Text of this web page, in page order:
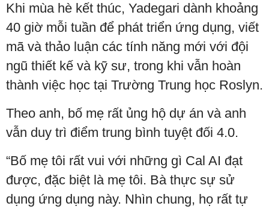
Khi mùa hè kết thúc, Yadegari dành khoảng
40 giờ mỗi tuần để phát triển ứng dụng, viết
mã và thảo luận các tính năng mới với đội
ngũ thiết kế và kỹ sư, trong khi vẫn hoàn
thành việc học tại Trường Trung học Roslyn.
Theo anh, bố mẹ rất ủng hộ dự án và anh
vẫn duy trì điểm trung bình tuyệt đối 4.0.
“Bố mẹ tôi rất vui với những gì Cal AI đạt
được, đặc biệt là mẹ tôi. Bà thực sự sử
dụng ứng dụng này. Nhìn chung, họ rất tự